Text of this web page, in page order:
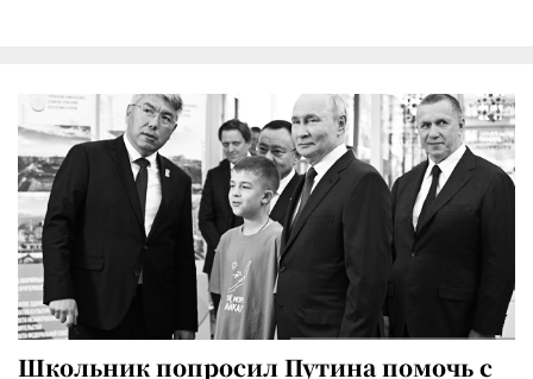
Школьник попросил Путина помочь с